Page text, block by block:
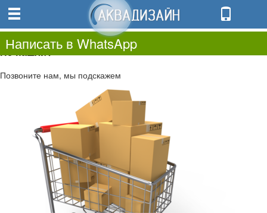
0.00
0
Не нашли?
Позвоните нам, мы подскажем
Написать в WhatsApp